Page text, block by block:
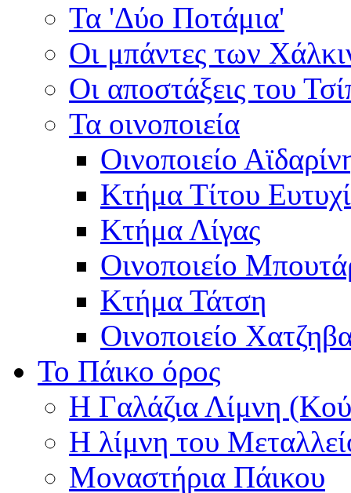
Τα 'Δύο Ποτάμια'
Οι μπάντες των
Οι αποστάξεις του
Τα οινοποιεία
Οινοποιείο
Κτήμα Τίτου
Κτήμα Λίγας
Οινοποιείο
Κτήμα Τάτση
Οινοποιείο
Το Πάικο όρος
Η Γαλάζια Λίμνη
Η λίμνη του
Μοναστήρια Πάικου